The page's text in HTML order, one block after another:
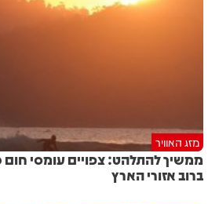
מזג האוויר
ממשיך להתלהט: צפויים עומסי חום
ברוב אזורי הארץ